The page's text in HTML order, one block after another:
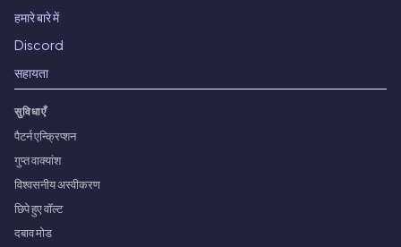
हमारे बारे में
Discord
सहायता
सुविधाएँ
पैटर्न एन्क्रिप्शन
गुप्त वाक्यांश
विश्वसनीय अस्वीकरण
छिपे हुए वॉल्ट
दबाव मोड